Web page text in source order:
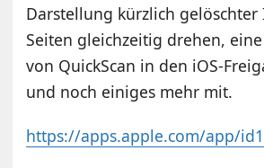
Darstellung kürzlich
Seiten gleichzeitig drehen,
von QuickScan in den iOS-
und noch einiges mehr mit.
https://apps.apple.com/app/